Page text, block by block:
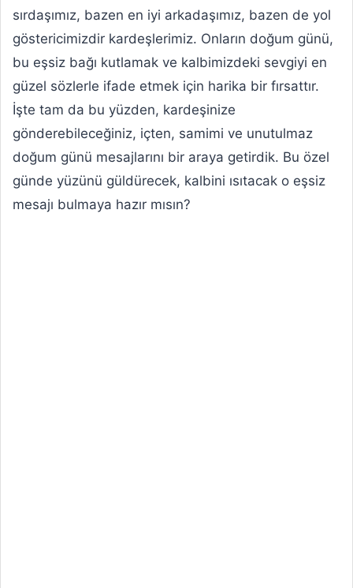
sırdaşımız, bazen en iyi arkadaşımız, bazen de yol
göstericimizdir kardeşlerimiz. Onların doğum günü,
bu eşsiz bağı kutlamak ve kalbimizdeki sevgiyi en
güzel sözlerle ifade etmek için harika bir fırsattır.
İşte tam da bu yüzden, kardeşinize
gönderebileceğiniz, içten, samimi ve unutulmaz
doğum günü mesajlarını bir araya getirdik. Bu özel
günde yüzünü güldürecek, kalbini ısıtacak o eşsiz
mesajı bulmaya hazır mısın?